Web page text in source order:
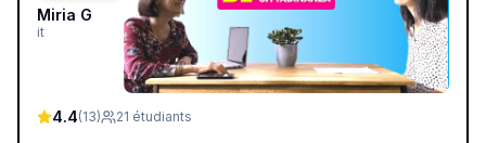
Miria G
it
4.4(13) 21 étudiants